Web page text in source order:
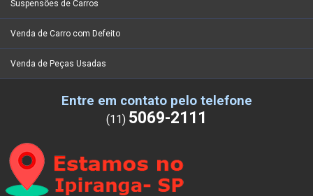
Suspensões de Carros
Venda de Carro com Defeito
Venda de Peças Usadas
Entre em contato pelo telefone
(11) 5069-2111